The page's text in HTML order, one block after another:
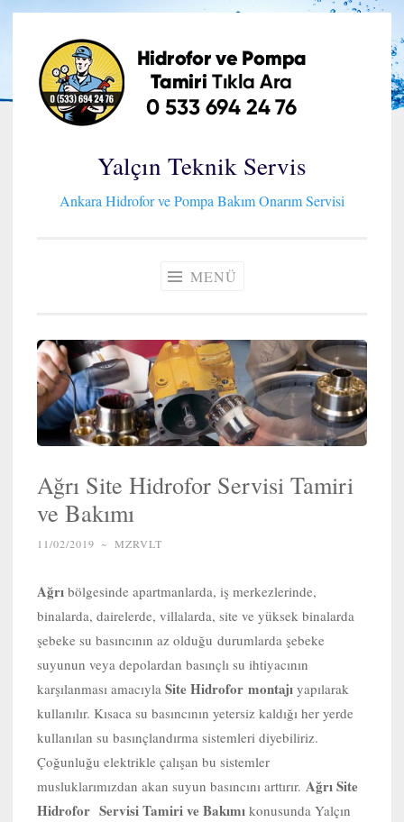
İçeriğe
geç
Yalçın Teknik Servis
Ankara Hidrofor ve Pompa Bakım Onarım Servisi
MENÜ
Ağrı Site Hidrofor Servisi Tamiri
ve Bakımı
11/02/2019 ~ MZRVLT
Ağrı bölgesinde apartmanlarda, iş merkezlerinde,
binalarda, dairelerde, villalarda, site ve yüksek binalarda
şebeke su basıncının az olduğu durumlarda şebeke
suyunun veya depolardan basınçlı su ihtiyacının
karşılanması amacıyla Site Hidrofor montajı yapılarak
kullanılır. Kısaca su basıncının yetersiz kaldığı her yerde
kullanılan su basınçlandırma sistemleri diyebiliriz.
Çoğunluğu elektrikle çalışan bu sistemler
musluklarımızdan akan suyun basıncını arttırır. Ağrı Site
Hidrofor Servisi Tamiri ve Bakımı konusunda Yalçın